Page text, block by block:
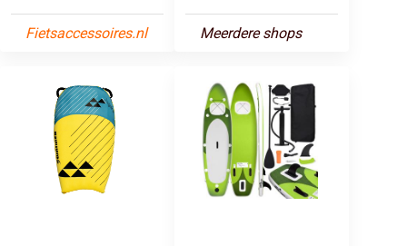
Fietsaccessoires.nl Meerdere shops